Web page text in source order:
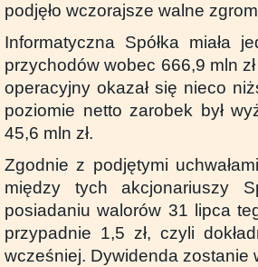
podjęło wczorajsze walne
Informatyczna Spółka miała
przychodów wobec 666,9 mln
operacyjny okazał się nieco
poziomie netto zarobek był
45,6 mln zł.
Zgodnie z podjętymi
między tych akcjonariuszy
posiadaniu walorów 31 lipca
przypadnie 1,5 zł, czyli
wcześniej. Dywidenda zostanie